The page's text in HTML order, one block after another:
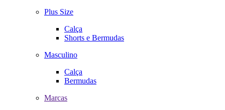
Plus Size
Calça
Shorts e Bermudas
Masculino
Calça
Bermudas
Marcas